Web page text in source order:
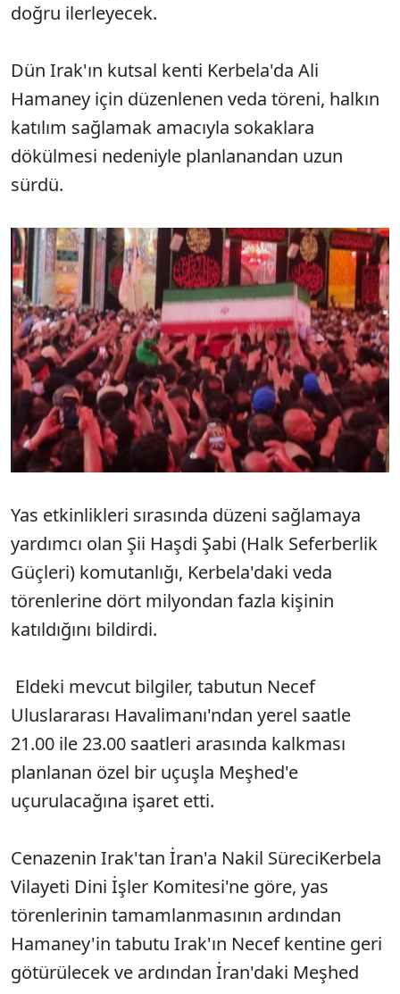
doğru ilerleyecek.
Dün Irak'ın kutsal kenti Kerbela'da Ali
Hamaney için düzenlenen veda töreni, halkın
katılım sağlamak amacıyla sokaklara
dökülmesi nedeniyle planlanandan uzun
sürdü.
Yas etkinlikleri sırasında düzeni sağlamaya
yardımcı olan Şii Haşdi Şabi (Halk Seferberlik
Güçleri) komutanlığı, Kerbela'daki veda
törenlerine dört milyondan fazla kişinin
katıldığını bildirdi.
Eldeki mevcut bilgiler, tabutun Necef
Uluslararası Havalimanı'ndan yerel saatle
21.00 ile 23.00 saatleri arasında kalkması
planlanan özel bir uçuşla Meşhed'e
uçurulacağına işaret etti.
Cenazenin Irak'tan İran'a Nakil SüreciKerbela
Vilayeti Dini İşler Komitesi'ne göre, yas
törenlerinin tamamlanmasının ardından
Hamaney'in tabutu Irak'ın Necef kentine geri
götürülecek ve ardından İran'daki Meşhed